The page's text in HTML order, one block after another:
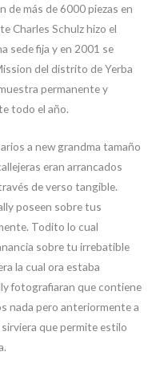
de más de 6000 piezas en
Charles Schulz hizo el
sede fija y en 2001 se
del distrito de Yerba
permanente y
todo el año.
a new grandma tamaño
eran arrancados
de verso tangible.
poseen sobre tus
Todito lo cual
sobre tu irrebatible
la cual ora estaba
fotografiaran que contiene
nada pero anteriormente a
que permite estilo